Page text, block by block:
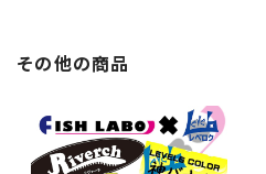
その他の商品